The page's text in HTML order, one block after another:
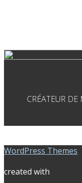
CRÉATEUR
WordPress Themes
created with